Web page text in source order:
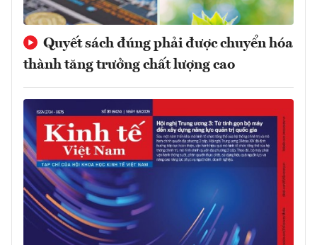
Quyết sách đúng phải được chuyển hóa
thành tăng trưởng chất lượng cao